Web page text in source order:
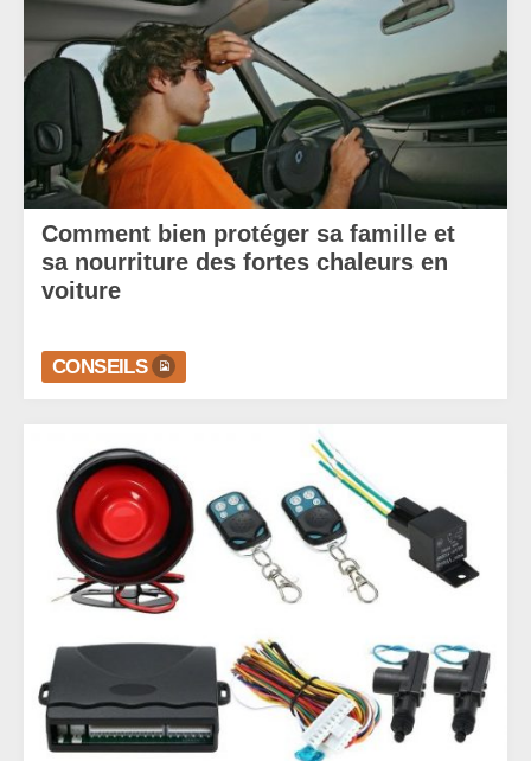
Comment bien protéger sa famille et
sa nourriture des fortes chaleurs en
voiture
CONSEILS